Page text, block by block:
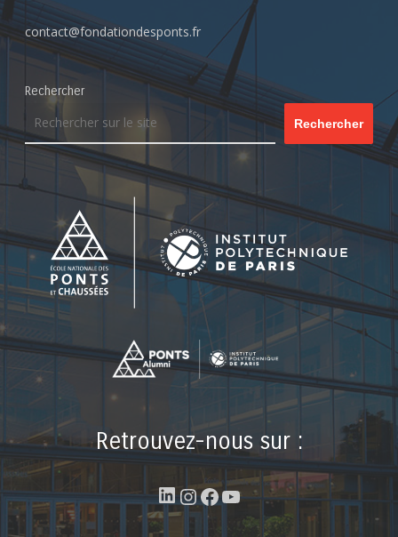
contact@fondationdesponts.fr
Rechercher
Rechercher
Retrouvez-nous sur :
LinkedIn
Instagram
Facebook
YouTube